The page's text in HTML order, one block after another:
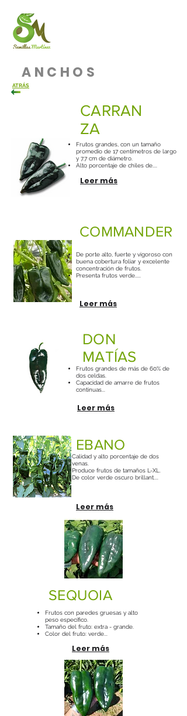
ANCHOS
ATRÁS
CARRAN
ZA
Frutos grandes, con un tamaño
promedio de 17 centímetros de largo
y 7.7 cm de diámetro.
Alto porcentaje de chiles de....
Leer más
COMMANDER
De porte alto, fuerte y vigoroso con
buena cobertura foliar y excelente
concentración de frutos.
Presenta frutos verde.....
Leer más
DON
MATÍAS
Frutos grandes de más de 60% de
dos celdas.
Capacidad de amarre de frutos
continuas...
Leer más
EBANO
Calidad y alto porcentaje de dos
venas.
Produce frutos de tamaños L-XL.
De color verde oscuro brillant....
Leer más
SEQUOIA
Frutos con paredes gruesas y alto
peso específico.
Tamaño del fruto: extra - grande.
Color del fruto: verde...
Leer más